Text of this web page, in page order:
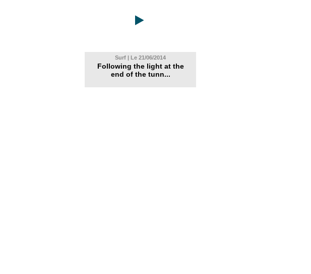
Surf | Le 21/06/2014
Following the light at the
end of the tunn...